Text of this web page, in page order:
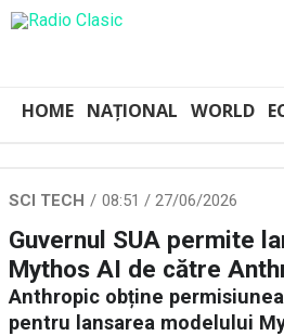
HOME NAȚIONAL WORLD
SCI TECH 08:51 / 27/06/2026
Guvernul SUA permite
Mythos AI de către
Anthropic obține
pentru lansarea modelului